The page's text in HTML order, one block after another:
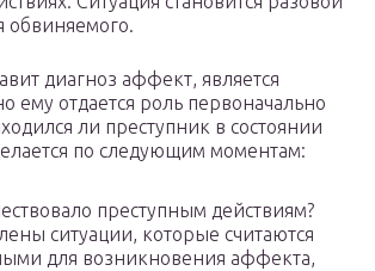
обвиняемого.
диагноз аффект, является
ему отдается роль первоначально
ли преступник в состоянии
по следующим моментам:
преступным действиям?
ситуации, которые считаются
для возникновения аффекта,